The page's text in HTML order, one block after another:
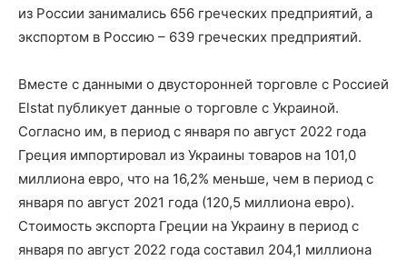
из России занимались 656 греческих предприятий, а
экспортом в Россию – 639 греческих предприятий.
Вместе с данными о двусторонней торговле с Россией
Elstat публикует данные о торговле с Украиной.
Согласно им, в период с января по август 2022 года
Греция импортировал из Украины товаров на 101,0
миллиона евро, что на 16,2% меньше, чем в период с
января по август 2021 года (120,5 миллиона евро).
Стоимость экспорта Греции на Украину в период с
января по август 2022 года составил 204,1 миллиона